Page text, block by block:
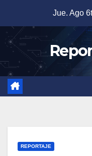
contenido
Jue. Ago
REPORTAJE